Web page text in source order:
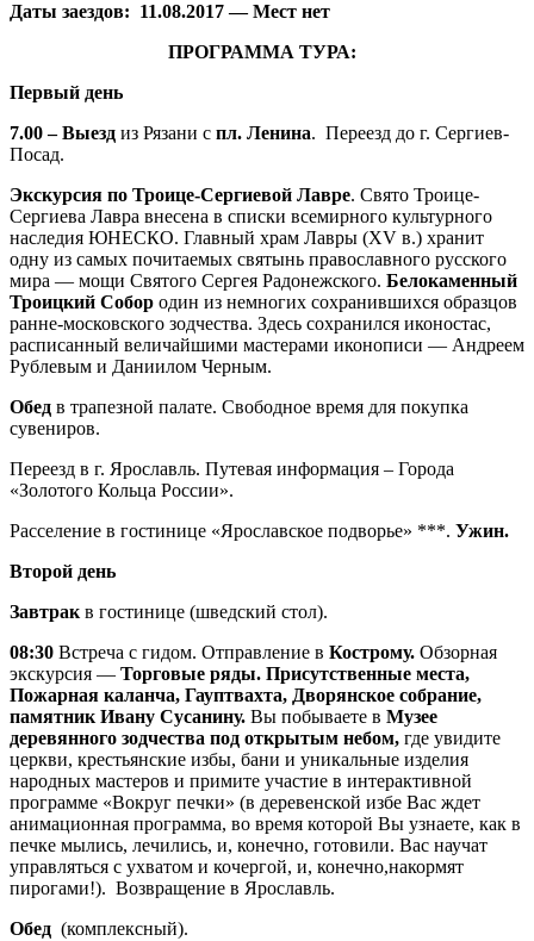
Даты заездов: 11.08.2017 — Мест нет
ПРОГРАММА ТУРА:
Первый день
7.00 – Выезд из Рязани с пл. Ленина. Переезд до г. Сергиев-
Посад.
Экскурсия по Троице-Сергиевой Лавре. Свято Троице-
Сергиева Лавра внесена в списки всемирного культурного
наследия ЮНЕСКО. Главный храм Лавры (ХV в.) хранит
одну из самых почитаемых святынь православного русского
мира — мощи Святого Сергея Радонежского. Белокаменный
Троицкий Собор один из немногих сохранившихся образцов
ранне-московского зодчества. Здесь сохранился иконостас,
расписанный величайшими мастерами иконописи — Андреем
Рублевым и Даниилом Черным.
Обед в трапезной палате. Свободное время для покупка
сувениров.
Переезд в г. Ярославль. Путевая информация – Города
«Золотого Кольца России».
Расселение в гостинице «Ярославское подворье» ***. Ужин.
Второй день
Завтрак в гостинице (шведский стол).
08:30 Встреча с гидом. Отправление в Кострому. Обзорная
экскурсия — Торговые ряды. Присутственные места,
Пожарная каланча, Гауптвахта, Дворянское собрание,
памятник Ивану Сусанину. Вы побываете в Музее
деревянного зодчества под открытым небом, где увидите
церкви, крестьянские избы, бани и уникальные изделия
народных мастеров и примите участие в интерактивной
программе «Вокруг печки» (в деревенской избе Вас ждет
анимационная программа, во время которой Вы узнаете, как в
печке мылись, лечились, и, конечно, готовили. Вас научат
управляться с ухватом и кочергой, и, конечно,накормят
пирогами!). Возвращение в Ярославль.
Обед (комплексный).